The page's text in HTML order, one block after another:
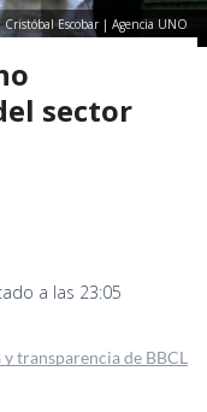
Cristóbal Escobar | Agencia UNO
sector
a las 23:05
y transparencia de BBCL